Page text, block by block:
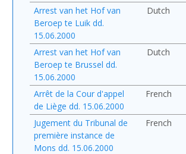
Arrest van het Hof van
Beroep te Luik dd.
15.06.2000
Dutch
Arrest van het Hof van
Beroep te Brussel dd.
15.06.2000
Dutch
Arrêt de la Cour d'appel
de Liège dd. 15.06.2000
French
Jugement du Tribunal de
première instance de
Mons dd. 15.06.2000
French